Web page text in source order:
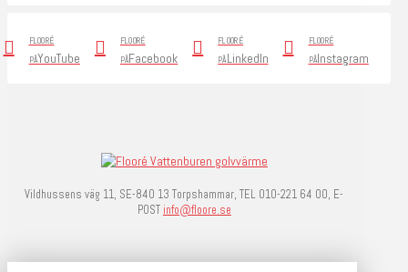
FLOORÉ
PÅYouTube
FLOORÉ
PÅFacebook
FLOORÉ
PÅLinkedIn
FLOORÉ
PÅInstagram
Vildhussens väg 11, SE-840 13 Torpshammar, TEL 010-221 64 00, E-
POST info@floore.se